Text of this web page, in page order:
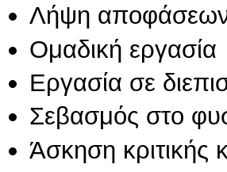
Λήψη
Ομαδική εργασία
Εργασία σε
Σεβασμός στο
Άσκηση κριτικής